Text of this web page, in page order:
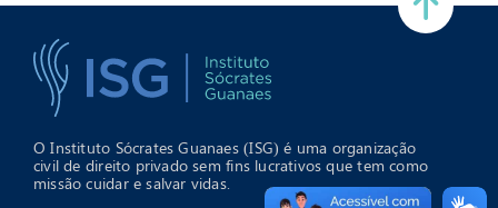
O Instituto Sócrates Guanaes (ISG) é uma organização
civil de direito privado sem fins lucrativos que tem como
missão cuidar e salvar vidas.